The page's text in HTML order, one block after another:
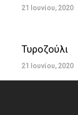
21 Ιουνίου, 2020
Τυροζούλι
21 Ιουνίου, 2020